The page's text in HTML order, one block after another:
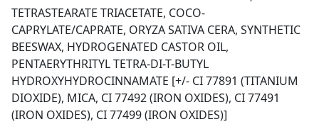
TETRASTEARATE TRIACETATE, COCO-
CAPRYLATE/CAPRATE, ORYZA SATIVA CERA, SYNTHETIC
BEESWAX, HYDROGENATED CASTOR OIL,
PENTAERYTHRITYL TETRA-DI-T-BUTYL
HYDROXYHYDROCINNAMATE [+/- CI 77891 (TITANIUM
DIOXIDE), MICA, CI 77492 (IRON OXIDES), CI 77491
(IRON OXIDES), CI 77499 (IRON OXIDES)]